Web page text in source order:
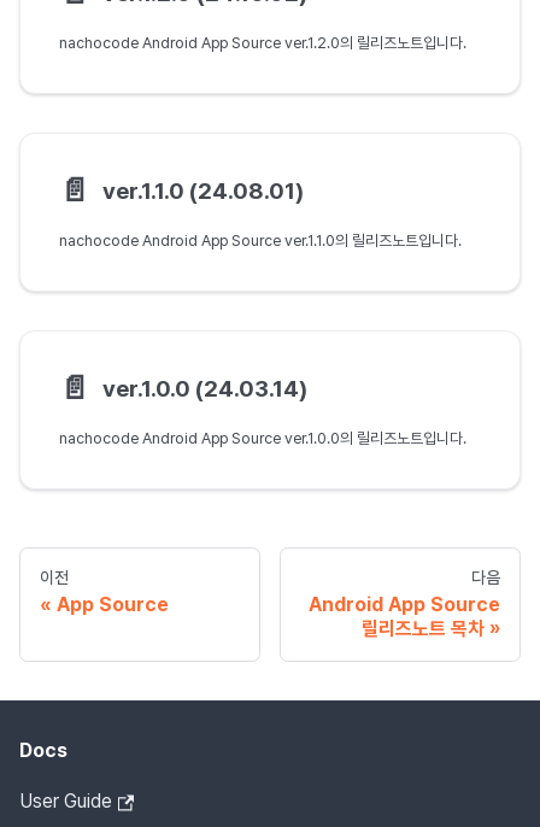
nachocode Android App Source ver.1.2.0의 릴리즈노트입니다.
📄️ ver.1.1.0 (24.08.01)
nachocode Android App Source ver.1.1.0의 릴리즈노트입니다.
📄️ ver.1.0.0 (24.03.14)
nachocode Android App Source ver.1.0.0의 릴리즈노트입니다.
이전
App Source
다음
Android App Source
릴리즈노트 목차
Docs
User Guide